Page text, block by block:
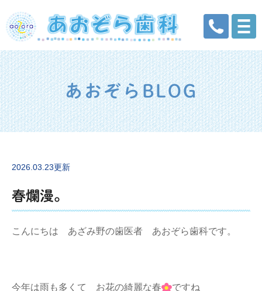
あおぞらBLOG
2026.03.23更新
春爛漫。
こんにちは あざみ野の歯医者 あおぞら歯科です。
今年は雨も多くて お花の綺麗な春 ですね